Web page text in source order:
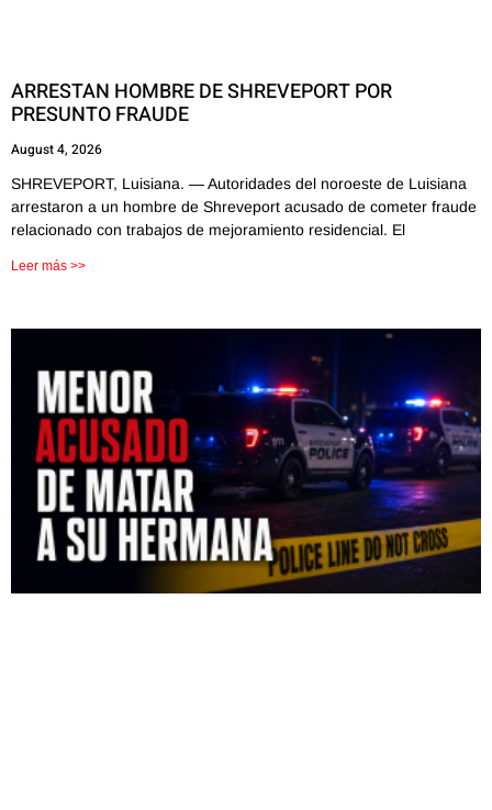
ARRESTAN HOMBRE DE SHREVEPORT POR
PRESUNTO FRAUDE
August 4, 2026
SHREVEPORT, Luisiana. — Autoridades del noroeste de Luisiana
arrestaron a un hombre de Shreveport acusado de cometer fraude
relacionado con trabajos de mejoramiento residencial. El
Leer más >>